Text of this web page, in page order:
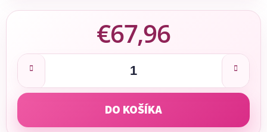
€67,96
Jednotková cena:
DO KOŠÍKA